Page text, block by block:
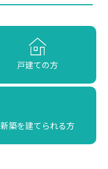
戸建ての方
新築を建てられる方